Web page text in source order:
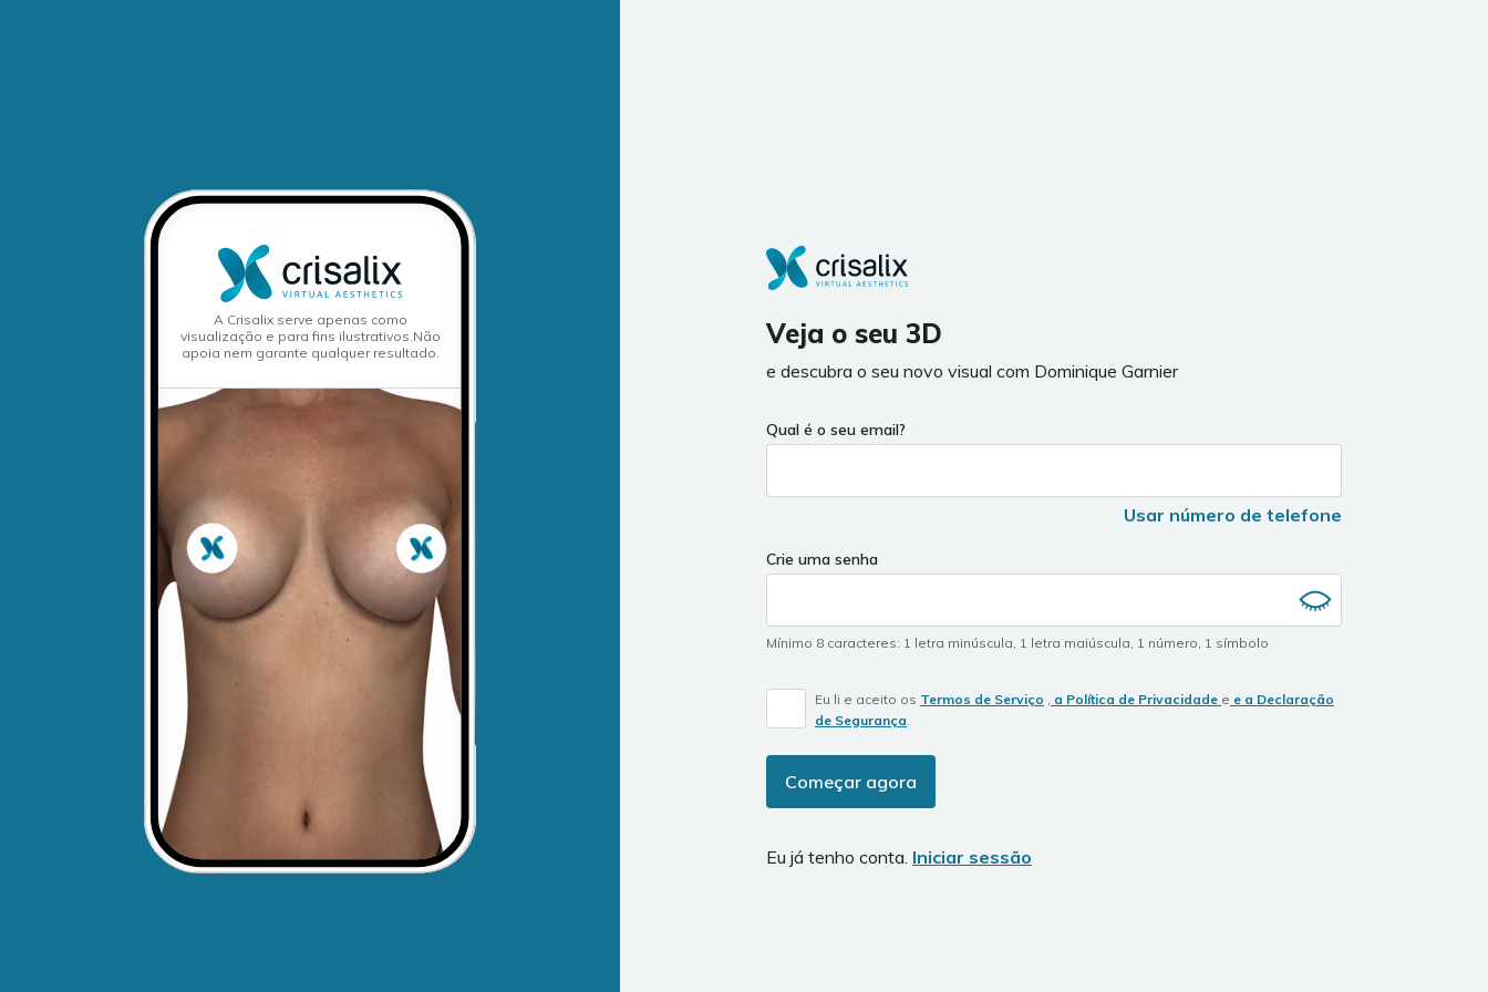
A Crisalix serve apenas como
visualização e para fins ilustrativos.Não
apoia nem garante qualquer resultado.
Veja o seu 3D
e descubra o seu novo visual com Dominique Garnier
Qual é o seu email?
Usar número de telefone
Crie uma senha
Mínimo 8 caracteres: 1 letra minúscula 1 letra maiúscula 1 número 1 símbolo
Eu li e aceito os Termos de Serviço a Política de Privacidade e e a Declaração
de Segurança
Começar agora
Eu já tenho conta. Iniciar sessão